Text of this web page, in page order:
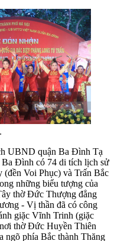
UBND quận Ba Đình Tạ
Ba Đình có 74 di tích lịch sử
(đền Voi Phục) và Trấn Bắc
những biểu tượng của
thờ Đức Thượng đẳng
- Vị thần đã có công
giặc Vĩnh Trinh (giặc
thờ Đức Huyền Thiên
ngõ phía Bắc thành Thăng